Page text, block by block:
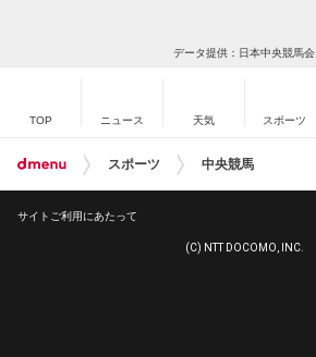
データ提供：日本中央競馬会
TOP ニュース 天気 スポーツ
スポーツ 中央競馬
サイトご利用にあたって
(C) NTT DOCOMO, INC.